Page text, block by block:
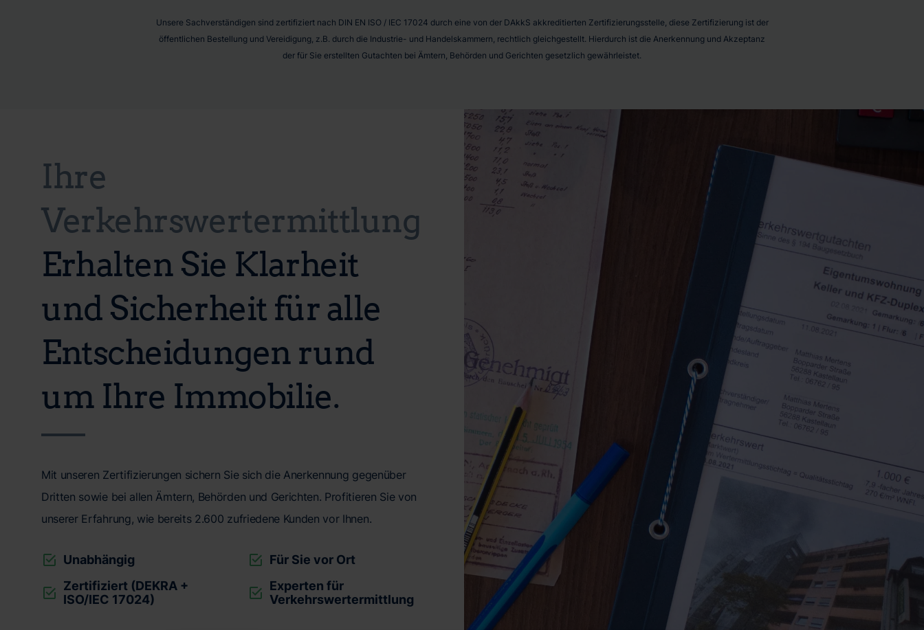
Unsere Sachverständigen sind zertifiziert nach DIN EN ISO / IEC 17024 durch eine von der DAkkS akkreditierten Zertifizierungsstelle, diese Zertifizierung ist der
öffentlichen Bestellung und Vereidigung, z.B. durch die Industrie- und Handelskammern, rechtlich gleichgestellt. Hierdurch ist die Anerkennung und Akzeptanz
der für Sie erstellten Gutachten bei Ämtern, Behörden und Gerichten gesetzlich gewährleistet.
Ihre
Verkehrswertermittlung
Erhalten Sie Klarheit
und Sicherheit für alle
Entscheidungen rund
um Ihre Immobilie.
Mit unseren Zertifizierungen sichern Sie sich die Anerkennung gegenüber
Dritten sowie bei allen Ämtern, Behörden und Gerichten. Profitieren Sie von
unserer Erfahrung, wie bereits 2.600 zufriedene Kunden vor Ihnen.
Unabhängig
Für Sie vor Ort
Zertifiziert (DEKRA +
ISO/IEC 17024)
Experten für
Verkehrswertermittlung